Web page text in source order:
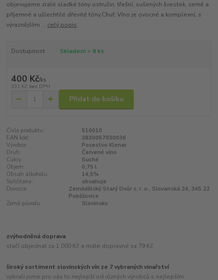
objevujeme zralé sladké tóny ostružin, třešní, sušených švestek, země a
příjemné a ušlechtilé dřevité tóny.Chuť: Víno je ovocné a komplexní, s
výraznějšími ... celý popis
Dostupnost Skladem > 6 ks
400 Kč/ks
331 Kč bez DPH
Přidat do košíku
Číslo produktu:
510010
EAN kód:
3830057030036
Výrobce:
Posestvo Klenar
Druh:
Červené víno
Cukry:
Suché
Objem:
0,75 l
Obsah alkoholu:
14,5%
Syřičitany:
obsahuje
Dovozce:
Zemědělský Starý Dvůr s. r. o., Slovanská 24, 345 22
Poběžovice
Země původu:
Slovinsko
zvýhodněná doprava
stačí objednat za 1.000 Kč a máte dopravné za 79 Kč
široký sortiment slovinských vín ze 7 vybraných vinařství
vybrali jsme pro vás to nejlepší od různých výrobců s nejlepším